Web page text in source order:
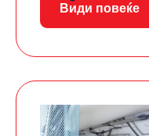
Види повеќе